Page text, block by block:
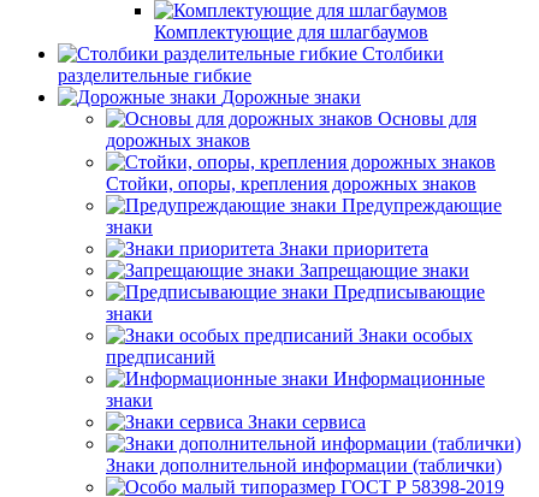
Комплектующие для шлагбаумов
Столбики
разделительные гибкие
Дорожные знаки
Основы для
дорожных знаков
Стойки, опоры, крепления дорожных знаков
Предупреждающие
знаки
Знаки приоритета
Запрещающие знаки
Предписывающие
знаки
Знаки особых
предписаний
Информационные
знаки
Знаки сервиса
Знаки дополнительной информации (таблички)